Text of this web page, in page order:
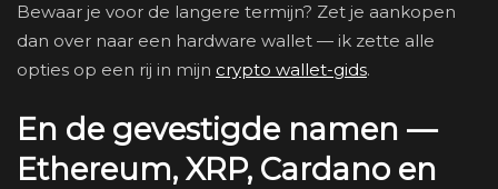
Bewaar je voor de langere termijn? Zet je aankopen
dan over naar een hardware wallet — ik zette alle
opties op een rij in mijn crypto wallet-gids.
En de gevestigde namen —
Ethereum, XRP, Cardano en